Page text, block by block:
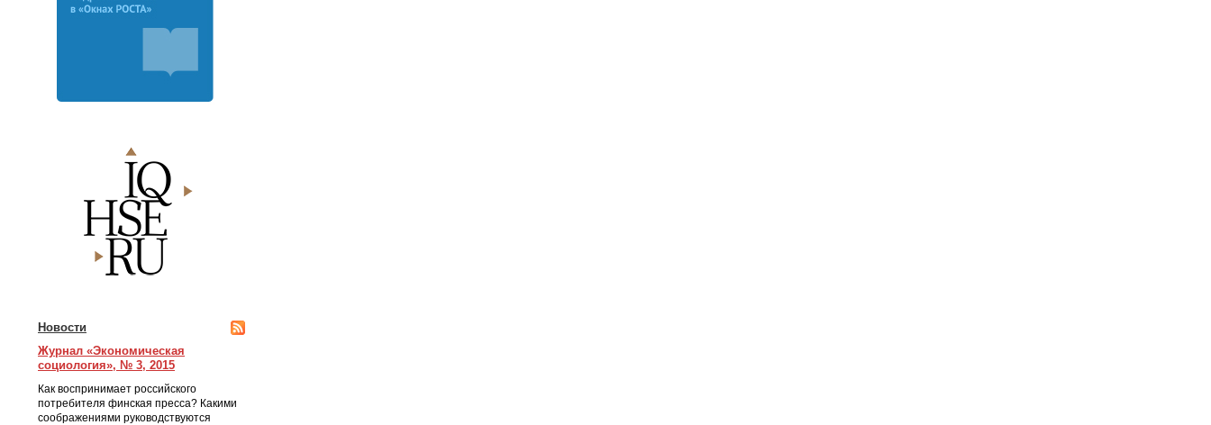
Новости
Журнал «Экономическая
социология», № 3, 2015
Как воспринимает российского
потребителя финская пресса? Какими
соображениями руководствуются